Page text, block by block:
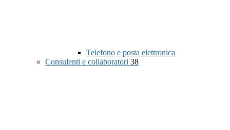
Telefono e posta elettronica
Consulenti e collaboratori 38